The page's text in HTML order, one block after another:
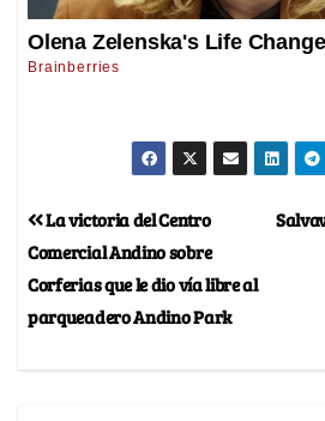
La victoria del Centro
Comercial Andino sobre
Corferias que le dio vía libre al
parqueadero Andino Park